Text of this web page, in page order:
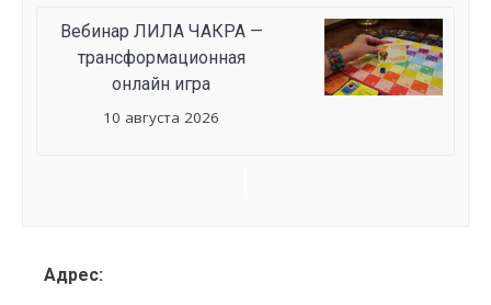
Вебинар ЛИЛА ЧАКРА —
трансформационная
онлайн игра
10 августа 2026
Адрес: